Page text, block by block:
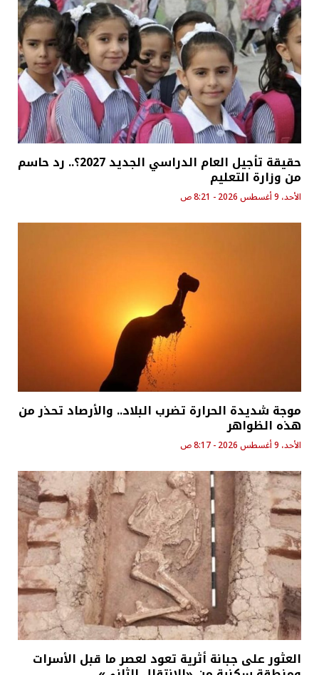
حقيقة تأجيل العام الدراسي الجديد 2027؟.. رد حاسم
من وزارة التعليم
الأحد، 9 أغسطس 2026 - 8:21 ص
موجة شديدة الحرارة تضرب البلاد.. والأرصاد تحذر من
هذه الظواهر
الأحد، 9 أغسطس 2026 - 8:17 ص
العثور على جبانة أثرية تعود لعصر ما قبل الأسرات